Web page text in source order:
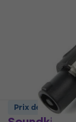
Prix dégressifs